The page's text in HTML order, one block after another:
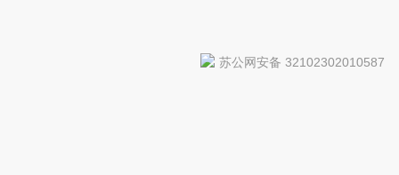
苏公网安备 32102302010587